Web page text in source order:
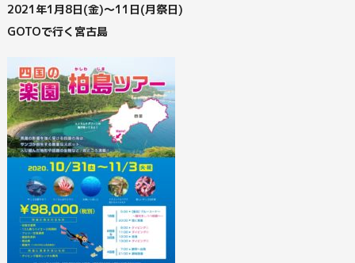
2021年1月8日(金)～11日(月祭日)
GOTOで行く宮古島